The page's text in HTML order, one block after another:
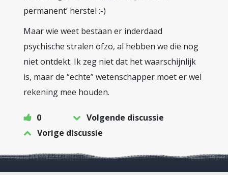
permanent’ herstel :-)
Maar wie weet bestaan er inderdaad
psychische stralen ofzo, al hebben we die nog
niet ontdekt. Ik zeg niet dat het waarschijnlijk
is, maar de “echte” wetenschapper moet er wel
rekening mee houden.
0
Volgende discussie
Vorige discussie